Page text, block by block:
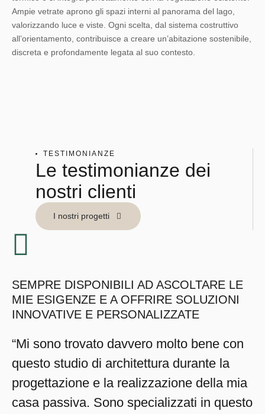
Ampie vetrate aprono gli spazi interni al panorama del lago,
valorizzando luce e viste. Ogni scelta, dal sistema costruttivo
all’orientamento, contribuisce a creare un’abitazione sostenibile,
discreta e profondamente legata al suo contesto.
TESTIMONIANZE
Le testimonianze dei
nostri clienti
I nostri progetti
SEMPRE DISPONIBILI AD ASCOLTARE LE
MIE ESIGENZE E A OFFRIRE SOLUZIONI
INNOVATIVE E PERSONALIZZATE
“Mi sono trovato davvero molto bene con
questo studio di architettura durante la
progettazione e la realizzazione della mia
casa passiva. Sono specializzati in questo